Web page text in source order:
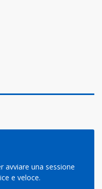
avviare una sessione
e veloce.